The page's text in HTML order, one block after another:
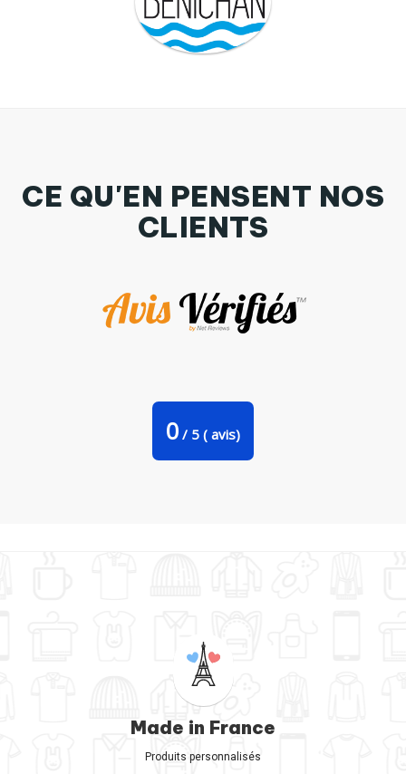
CE QU'EN PENSENT NOS
CLIENTS
0 / 5 ( avis)
Made in France
Produits personnalisés